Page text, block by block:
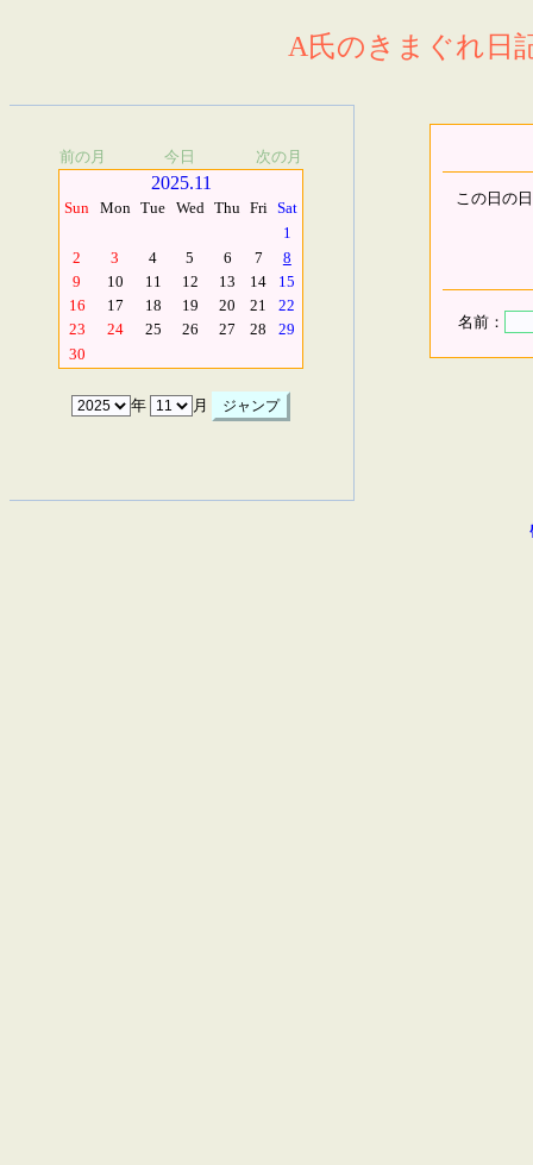
A氏のきまぐれ日
前の月 今日 次の月
2025.11
Sun Mon Tue Wed Thu Fri Sat
1
2
3 4 5 6 7
8
9
10 11 12 13 14
15
16
17 18 19 20 21
22
23
24 25 26 27 28
29
30
年 月
この日の
名前：